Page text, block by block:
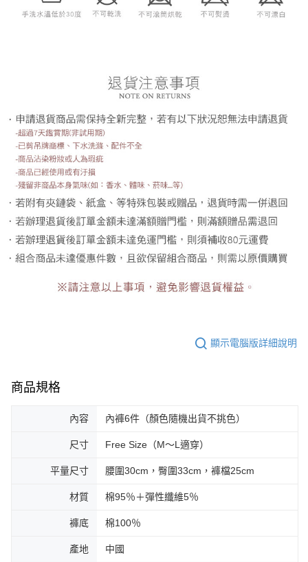
顯示電腦版詳細說明
商品規格
內容 內褲6件（顏色隨機出貨不挑色）
尺寸 Free Size（M～L適穿）
平量尺寸 腰圍30cm，臀圍33cm，褲檔25cm
材質 棉95％＋彈性纖維5％
褲底 棉100％
產地 中國